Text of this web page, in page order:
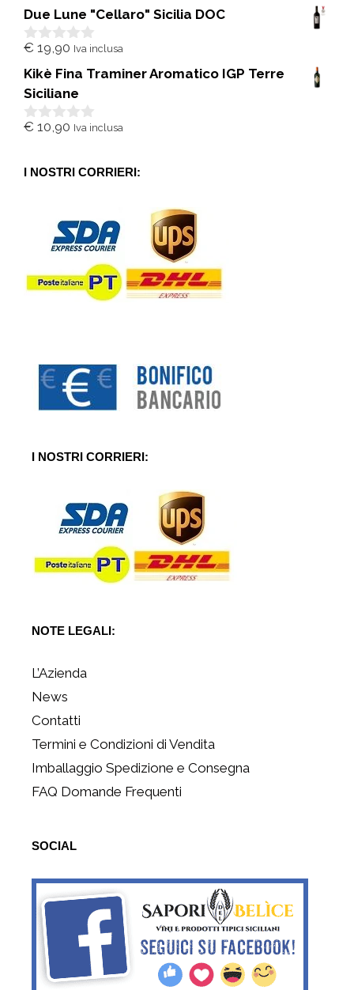
u
5
Due Lune "Cellaro" Sicilia DOC
0
u
5
€ 19,90 Iva inclusa
Kikè Fina Traminer Aromatico IGP Terre
Siciliane
0
5
€ 10,90 Iva inclusa
I NOSTRI CORRIERI:
I NOSTRI CORRIERI:
NOTE LEGALI:
L’Azienda
News
Contatti
Termini e Condizioni di Vendita
Imballaggio Spedizione e Consegna
FAQ Domande Frequenti
SOCIAL